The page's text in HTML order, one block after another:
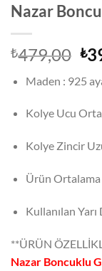
Nazar
₺479,00 ₺
Maden : 925
Kolye Ucu
Kolye Zincir
Ürün Ortalama
Kullanılan
**ÜRÜN
Nazar Boncuklu